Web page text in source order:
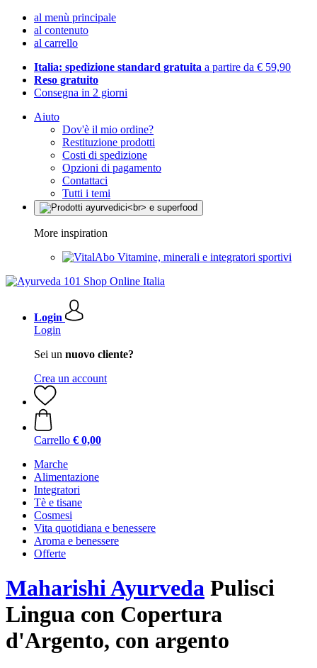
al menù principale
al contenuto
al carrello
Italia: spedizione standard gratuita a partire da € 59,90
Reso gratuito
Consegna in 2 giorni
Aiuto
Dov'è il mio ordine?
Restituzione prodotti
Costi di spedizione
Opzioni di pagamento
Contattaci
Tutti i temi
More inspiration
Vitamine, minerali e integratori sportivi
Login
Login
Sei un nuovo cliente?
Crea un account
Carrello € 0,00
Marche
Alimentazione
Integratori
Tè e tisane
Cosmesi
Vita quotidiana e benessere
Aroma e benessere
Offerte
Maharishi Ayurveda Pulisci
Lingua con Copertura
d'Argento, con argento